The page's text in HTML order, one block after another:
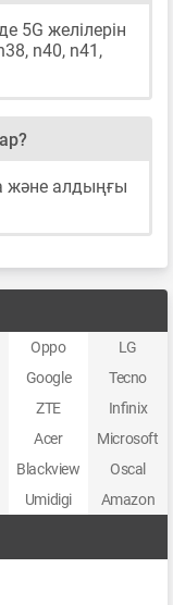
5G желілерін
n40, n41,
және алдыңғы
Oppo
LG
Google
Tecno
ZTE
Infinix
Acer
Microsoft
Blackview
Oscal
Umidigi Amazon